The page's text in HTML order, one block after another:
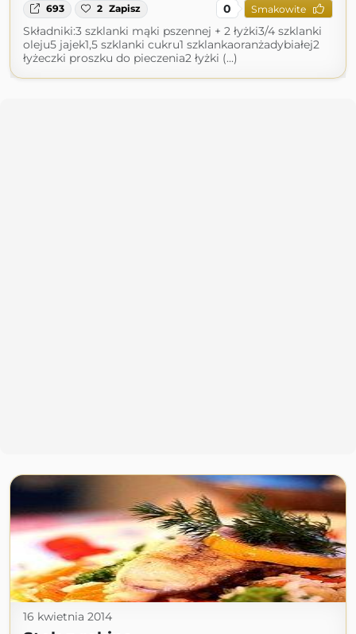
693 2 Zapisz 0 Smakowite
Składniki:3 szklanki mąki pszennej + 2 łyżki3/4 szklanki
oleju5 jajek1,5 szklanki cukru1 szklankaoranżadybiałej2
łyżeczki proszku do pieczenia2 łyżki (...)
16 kwietnia 2014